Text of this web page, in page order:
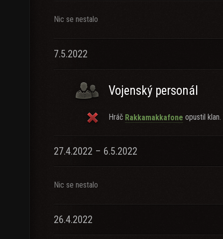
Nic se nestalo
7.5.2022
Vojenský personál
Hráč Rakkamakkafone opustil klan.
27.4.2022 – 6.5.2022
Nic se nestalo
26.4.2022